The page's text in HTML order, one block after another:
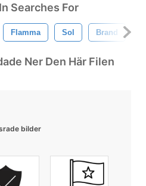
Searches For
Flamma Sol Brand
Ner Den Här Filen
bilder